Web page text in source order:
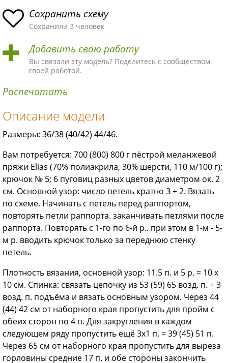
асн
ая
ма
пло
хая
ма
ыч
ная
ма
ая
ма
ая
ма!
Сохранить схему
Сохранили 3 человек
Добавить свою работу
Вы связали эту модель? Поделитесь с сообществом
своей работой.
Распечатать
Описание модели
Размеры: 36/38 (40/42) 44/46.
Вам потребуется: 700 (800) 800 г пёстрой меланжевой
пряжи Elias (70% полиакрила, 30% шерсти, 110 м/100 г);
крючок № 5; 6 пуговиц разных цветов диаметром ок. 2
см. Основной узор: число петель кратно 3 + 2. Вязать
по схеме. Начинать с петель перед раппортом,
повторять петли раппорта. заканчивать петлями после
раппорта. Повторять с 1-го по 6-й р.. при этом в 1-м - 5-
м р. вводить крючок только за переднюю стенку
петель.
Плотность вязания, основной узор: 11.5 п. и 5 р. = 10 х
10 см. Спинка: связать цепочку из 53 (59) 65 возд. п. + 3
возд. п. подъёма и вязать основным узором. Через 44
(44) 42 см от наборного края пропустить для пройм с
обеих сторон по 4 п. Для закругления в каждом
следующем ряду пропустить ещё 3x1 п. = 39 (45) 51 п.
Через 65 см от наборного края пропустить для выреза
горловины средние 17 п. и обе стороны закончить